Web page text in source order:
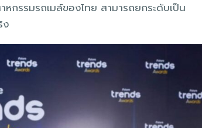
กรรมรถเมล์ของไทย สามารถยกระดับเป็น
ง